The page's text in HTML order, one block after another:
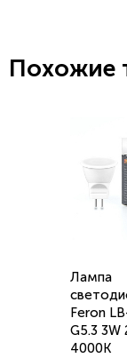
Похожие
Лампа
Feron
G5.3 3W
4000K